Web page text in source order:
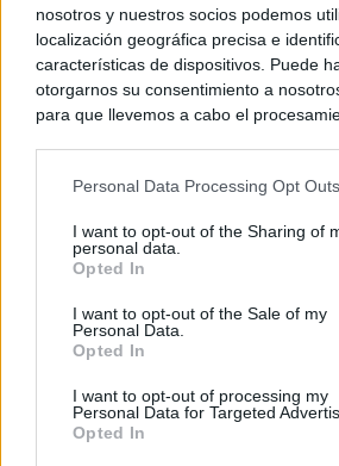
nosotros y nuestros socios podemos
localización geográfica precisa e
características de dispositivos. Puede
otorgarnos su consentimiento a
para que llevemos a cabo el
negar su consentimiento. Tenga en
de su consentimiento, pero usted tiene
rechazar tal procesamiento. Sus
cualquier momento entrando de nuevo
visitando nuestra política de privacidad.
Personal Data Processing Opt Outs
I want to opt-out of the Sharing of
personal data.
Opted In
I want to opt-out of the Sale of my
Personal Data.
Opted In
I want to opt-out of processing my
Personal Data for Targeted
Opted In